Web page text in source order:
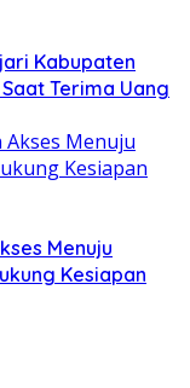
Kabupaten
Terima Uang
Menuju
Kesiapan